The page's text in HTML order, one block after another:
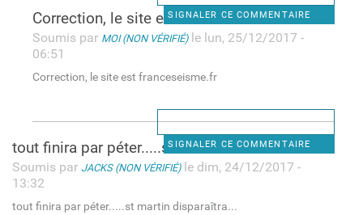
SIGNALER CE COMMENTAIRE
Correction, le site est
Soumis par MOI (NON VÉRIFIÉ)le lun, 25/12/2017 -
06:51
Correction, le site est franceseisme.fr
SIGNALER CE COMMENTAIRE
tout finira par péter.....st
Soumis par JACKS (NON VÉRIFIÉ)le dim, 24/12/2017 -
13:32
tout finira par péter.....st martin disparaîtra...